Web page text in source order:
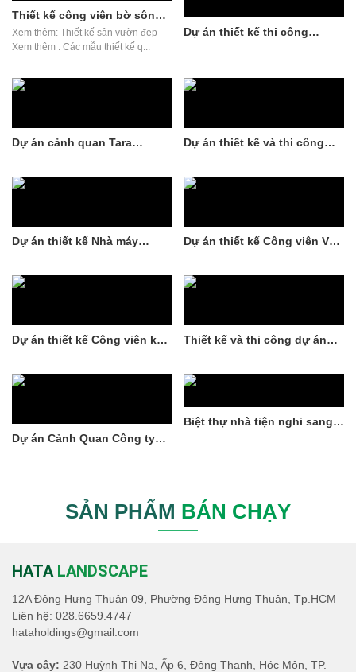
Thiết kế công viên bờ sông
quận 12
Xem thêm: Thiết kế sân vườn đẹp
Xem thêm : Các mẫu thiết kế q...
Dự án thiết kế thi công
Dự án cảnh quan Tara
Dự án thiết kế và thi công
Dự án thiết kế Nhà máy
Dự án thiết kế Công viên Văn
Dự án thiết kế Công viên khu
Thiết kế và thi công dự án
Dự án Cảnh Quan Công ty
Biệt thự nhà tiện nghi sang
SẢN PHẨM BÁN CHẠY
HATA LANDSCAPE
12A Đông Hưng Thuận 09, Phường Đông Hưng Thuận, Tp.HCM
Liên hệ: 028.6659.4747
hataholdings@gmail.com
Vựa cây: 230 Huỳnh Thị Na, Ấp 6, Đông Thạnh, Hóc Môn, TP.